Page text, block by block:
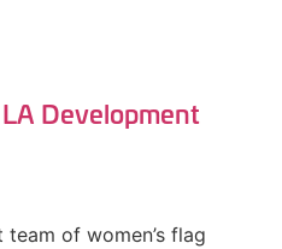
Development
of women’s flag